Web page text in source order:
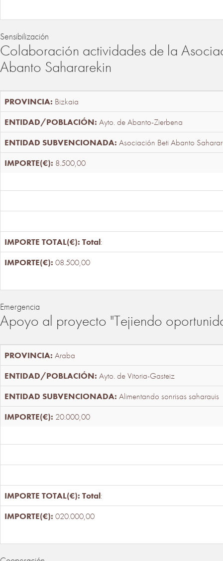
Sensibilización
Colaboración actividades de la
Abanto Sahararekin
Bizkaia
Ayto. de Abanto-Zierbena
Asociación Beti Abanto
8.500,00
Total:
08.500,00
Emergencia
Apoyo al proyecto "Tejiendo
Araba
Ayto. de Vitoria-Gasteiz
Alimentando sonrisas saharauis
20.000,00
Total:
020.000,00